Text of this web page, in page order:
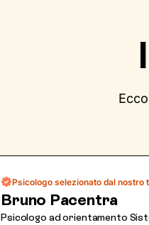
Psicologo selezionato dal nostro
Bruno Pacentra
Psicologo ad orientamento